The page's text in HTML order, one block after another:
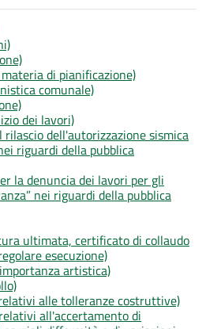
di pianificazione)
comunale)
dei lavori)
dell'autorizzazione sismica
riguardi della pubblica
la denuncia dei lavori per gli
nei riguardi della pubblica
ultimata, certificato di collaudo
esecuzione)
artistica)
alle tolleranze costruttive)
all'accertamento di